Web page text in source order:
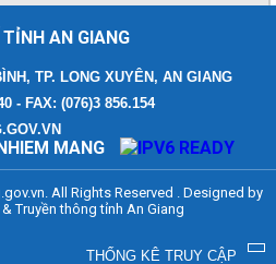
hiện nay
BẰNG SỮA MẸ (1 – 7/8/2024)
bệnh bạch hầu
Khám bệnh, chữa bệnh (sửa đổi)
AN GIANG
TP. LONG XUYÊN, AN GIANG
- FAX: (076)3 856.154
All Rights Reserved . Designed by
Truyền thông tỉnh An Giang
THỐNG KÊ TRUY CẬP